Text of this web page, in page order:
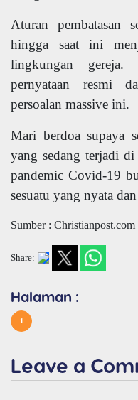
Aturan pembatasan
hingga saat ini
lingkungan
pernyataan resmi
persoalan massive ini.
Mari berdoa supaya
yang sedang terjadi
pandemic Covid-19
sesuatu yang nyata
Sumber : Christianpost.com
Share:
Halaman :
1
Leave a